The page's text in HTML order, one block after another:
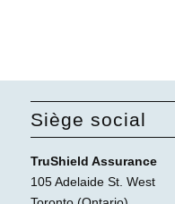
Siège social
TruShield Assurance
105 Adelaide St. West